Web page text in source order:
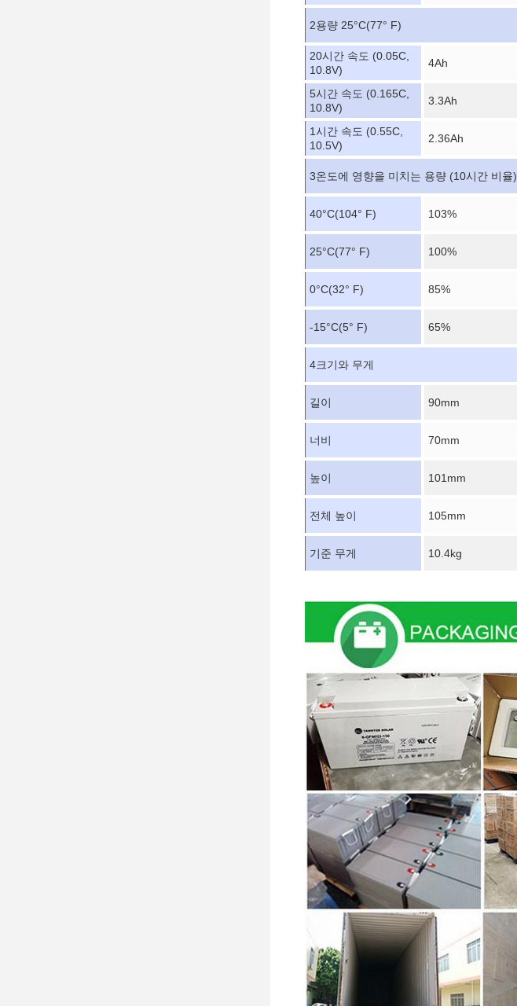
2용량 25°C(77° F)
20시간 속도 (0.05C,
10.8V)
4Ah
5시간 속도 (0.165C,
10.8V)
3.3Ah
1시간 속도 (0.55C,
10.5V)
2.36Ah
3온도에 영향을 미치는 용량 (10시간 비율)
40°C(104° F) 103%
25°C(77° F) 100%
0°C(32° F) 85%
-15°C(5° F) 65%
4크기와 무게
길이 90mm
너비 70mm
높이 101mm
전체 높이 105mm
기준 무게 10.4kg